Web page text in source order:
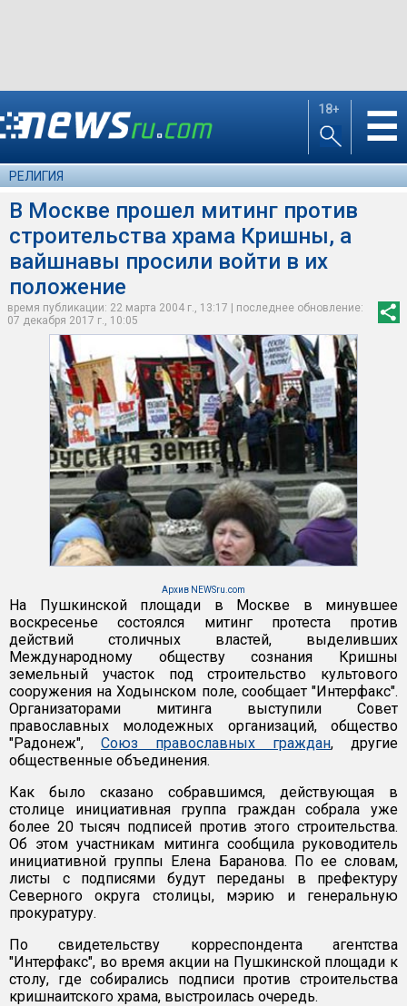
18+ ☰
РЕЛИГИЯ
В Москве прошел митинг против
строительства храма Кришны, а
вайшнавы просили войти в их
положение
время публикации: 22 марта 2004 г., 13:17 | последнее обновление:
07 декабря 2017 г., 10:05
Архив NEWSru.com
На Пушкинской площади в Москве в минувшее
воскресенье состоялся митинг протеста против
действий столичных властей, выделивших
Международному обществу сознания Кришны
земельный участок под строительство культового
сооружения на Ходынском поле, сообщает "Интерфакс".
Организаторами митинга выступили Совет
православных молодежных организаций, общество
"Радонеж", Союз православных граждан, другие
общественные объединения.
Как было сказано собравшимся, действующая в
столице инициативная группа граждан собрала уже
более 20 тысяч подписей против этого строительства.
Об этом участникам митинга сообщила руководитель
инициативной группы Елена Баранова. По ее словам,
листы с подписями будут переданы в префектуру
Северного округа столицы, мэрию и генеральную
прокуратуру.
По свидетельству корреспондента агентства
"Интерфакс", во время акции на Пушкинской площади к
столу, где собирались подписи против строительства
кришнаитского храма, выстроилась очередь.